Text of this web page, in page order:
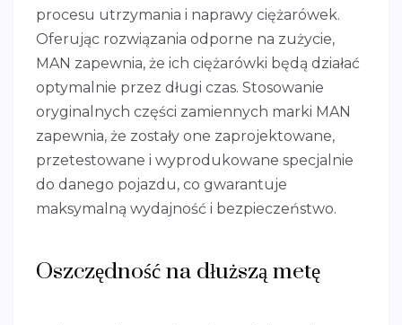
procesu utrzymania i naprawy ciężarówek.
Oferując rozwiązania odporne na zużycie,
MAN zapewnia, że ich ciężarówki będą działać
optymalnie przez długi czas. Stosowanie
oryginalnych części zamiennych marki MAN
zapewnia, że zostały one zaprojektowane,
przetestowane i wyprodukowane specjalnie
do danego pojazdu, co gwarantuje
maksymalną wydajność i bezpieczeństwo.
Oszczędność na dłuższą metę